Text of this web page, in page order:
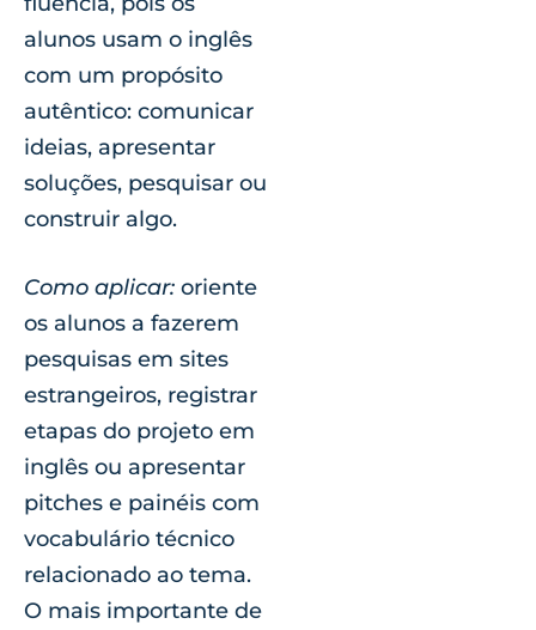
alunos usam o inglês
com um propósito
autêntico: comunicar
ideias, apresentar
soluções, pesquisar ou
construir algo.
Como aplicar: oriente
os alunos a fazerem
pesquisas em sites
estrangeiros, registrar
etapas do projeto em
inglês ou apresentar
pitches e painéis com
vocabulário técnico
relacionado ao tema.
O mais importante de